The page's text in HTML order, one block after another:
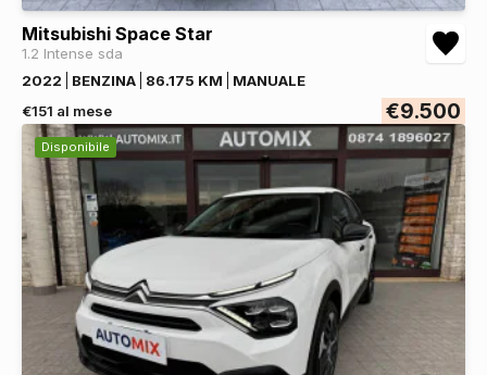
Mitsubishi Space Star
1.2 Intense sda
2022
BENZINA 86.175 KM
MANUALE
€151 al mese
€9.500
Disponibile